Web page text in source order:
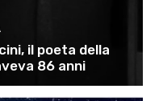
il poeta della
86 anni